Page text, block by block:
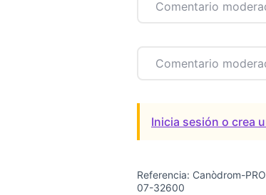
Comentario
Comentario
Inicia sesión o crea
Referencia: Canòdrom-
07-32600